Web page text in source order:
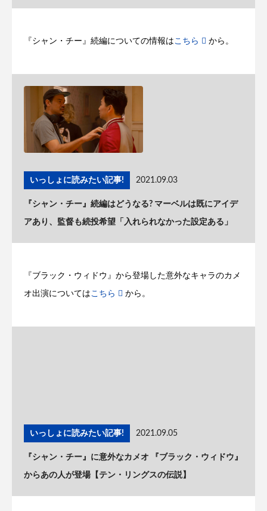
『シャン・チー』続編についての情報は こちら から。
いっしょに読みたい記事! 2021.09.03
『シャン・チー』続編はどうなる? マーベルは既にアイデ
アあり、監督も続投希望「入れられなかった設定ある」
『ブラック・ウィドウ』から登場した意外なキャラのカメ
オ出演についてはこちら から。
いっしょに読みたい記事! 2021.09.05
『シャン・チー』に意外なカメオ 『ブラック・ウィドウ』
からあの人が登場【テン・リングスの伝説】